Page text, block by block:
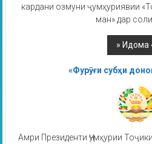
кардани озмуни ҷумҳуриявии
ман» дар
«Фурӯғи субҳи
Амри Президенти Ҷумҳурии